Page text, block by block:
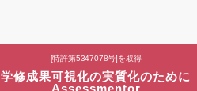
[特許第5347078号]を取得
学修成果可視化の実質化のために
Assessmentor